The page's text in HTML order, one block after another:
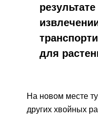
для
На новом месте
других хвойных